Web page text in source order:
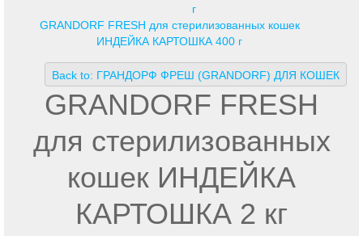
г
GRANDORF FRESH для стерилизованных кошек
ИНДЕЙКА КАРТОШКА 400 г
Back to: ГРАНДОРФ ФРЕШ (GRANDORF) ДЛЯ КОШЕК
GRANDORF FRESH
для стерилизованных
кошек ИНДЕЙКА
КАРТОШКА 2 кг